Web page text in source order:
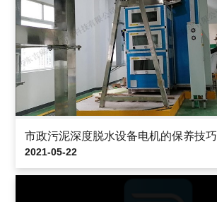
市政污泥深度脱水设备电机的保养技巧
2021-05-22